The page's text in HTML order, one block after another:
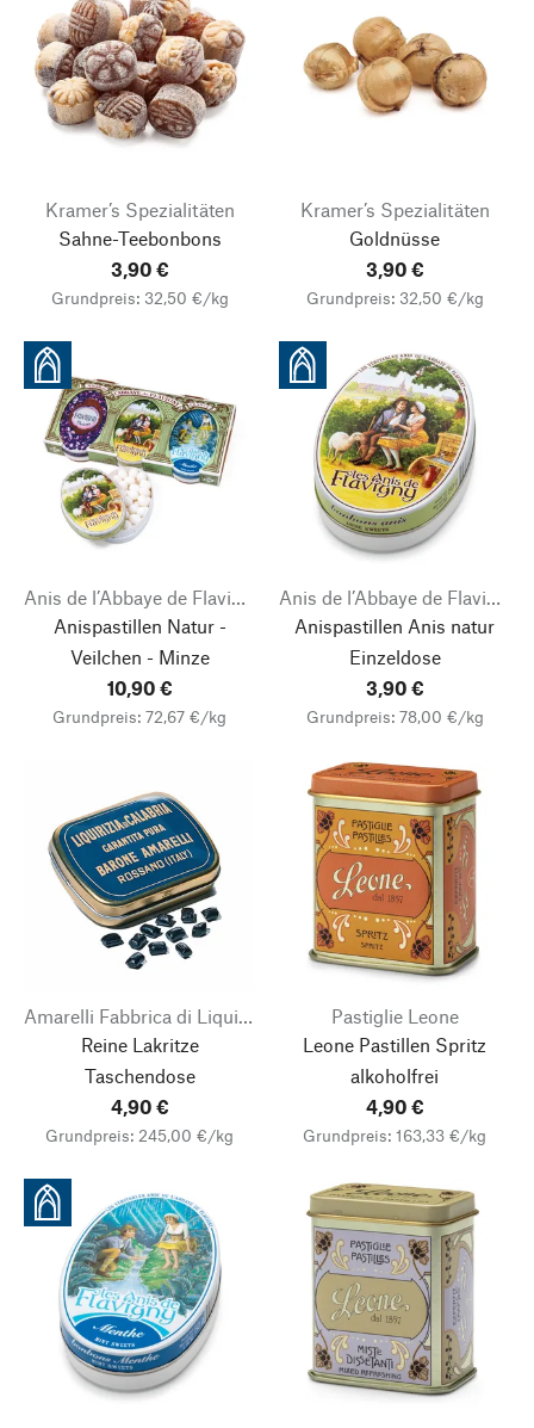
Kramer’s Spezialitäten
Sahne-Teebonbons
3,90 €
Grundpreis: 32,50 €/kg
Kramer’s Spezialitäten
Goldnüsse
3,90 €
Grundpreis: 32,50 €/kg
Anis de l’Abbaye de Flavigny
Anispastillen Natur -
Veilchen - Minze
10,90 €
Grundpreis: 72,67 €/kg
Anis de l’Abbaye de Flavigny
Anispastillen Anis natur
Einzeldose
3,90 €
Grundpreis: 78,00 €/kg
Amarelli Fabbrica di Liquirizia
Reine Lakritze
Taschendose
4,90 €
Grundpreis: 245,00 €/kg
Pastiglie Leone
Leone Pastillen Spritz
alkoholfrei
4,90 €
Grundpreis: 163,33 €/kg